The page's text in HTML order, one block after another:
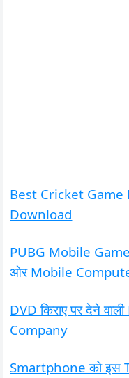
Best Cricket
Download
PUBG Mobile Game
ओर Mobile
DVD किराए पर देने
Company
Smartphone को इस